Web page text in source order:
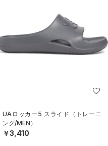
UAロッカー5 スライド（トレーニ
ング/MEN）
￥3,410